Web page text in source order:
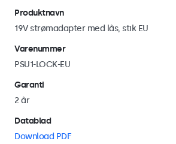
Produktnavn
19V strømadapter med lås, stik EU
Varenummer
PSU1-LOCK-EU
Garanti
2 år
Datablad
Download PDF